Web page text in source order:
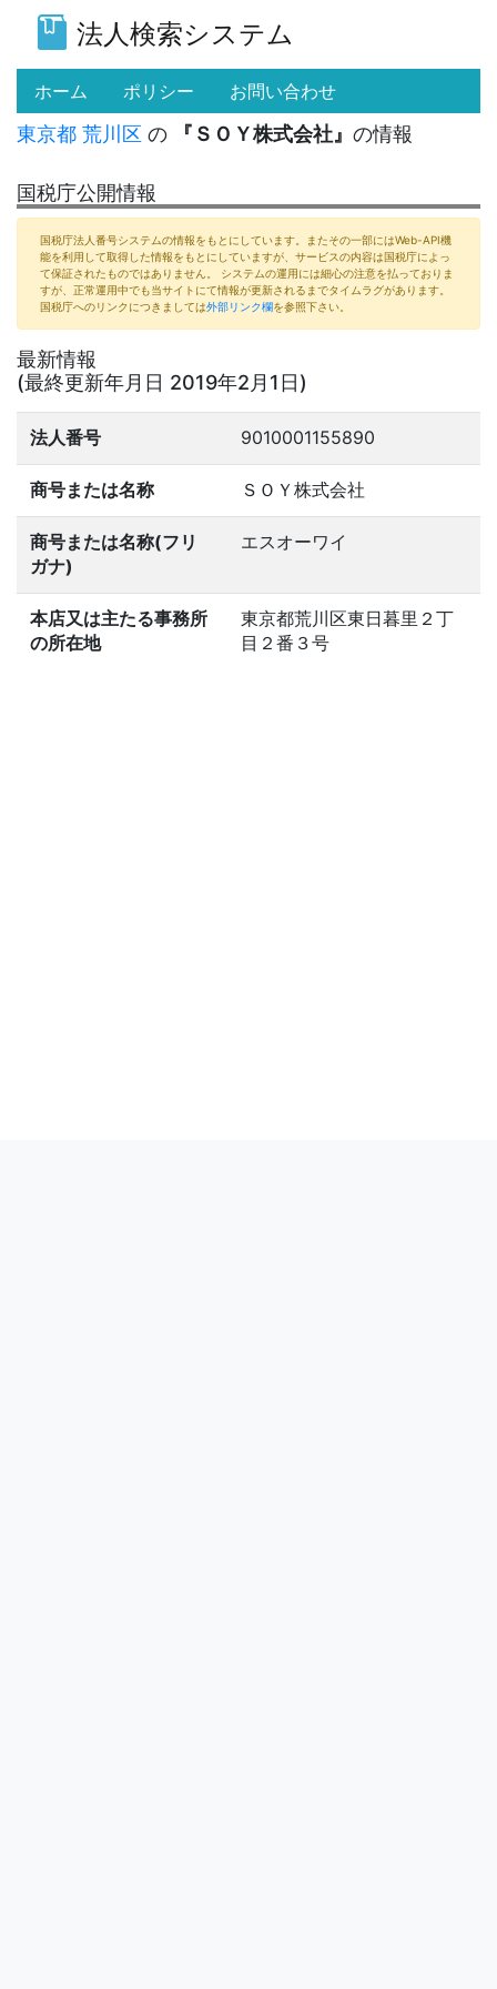
法人検索システム
ホーム (current)
ポリシー お問い合わせ
東京都 荒川区 の 『ＳＯＹ株式会社』 の情報
国税庁公開情報
国税庁法人番号システムの情報をもとにしています。またその一部にはWeb-API機
能を利用して取得した情報をもとにしていますが、サービスの内容は国税庁によっ
て保証されたものではありません。 システムの運用には細心の注意を払っておりま
すが、正常運用中でも当サイトにて情報が更新されるまでタイムラグがあります。
国税庁へのリンクにつきましては外部リンク欄を参照下さい。
最新情報
(最終更新年月日 2019年2月1日)
法人番号 9010001155890
商号または名称 ＳＯＹ株式会社
商号または名称(フリ
ガナ)
エスオーワイ
本店又は主たる事務所
の所在地
東京都荒川区東日暮里２丁
目２番３号